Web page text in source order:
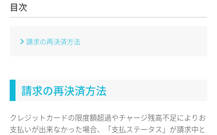
目次
請求の再決済方法
請求の再決済方法
クレジットカードの限度額超過やチャージ残高不足によりお
支払いが出来なかった場合、「支払ステータス」が請求中と